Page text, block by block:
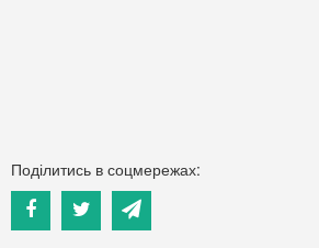
Поділитись в соцмережах: